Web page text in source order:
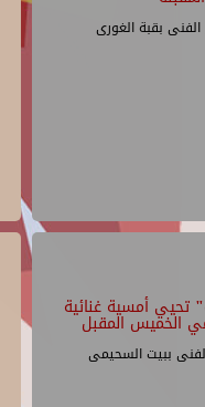
الفنى بقبة الغورى
تحيي أمسية غنائية
الخميس المقبل
الفنى ببيت السحيمى